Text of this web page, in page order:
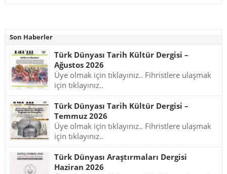
Son Haberler
Türk Dünyası Tarih Kültür Dergisi –
Ağustos 2026
Üye olmak için tıklayınız.. Fihristlere ulaşmak
için tıklayınız..
Türk Dünyası Tarih Kültür Dergisi –
Temmuz 2026
Üye olmak için tıklayınız.. Fihristlere ulaşmak
için tıklayınız..
Türk Dünyası Araştırmaları Dergisi
Haziran 2026